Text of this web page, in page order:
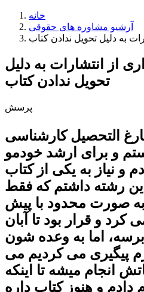
خانه
آرشیو مشاوره های حقوقی
به دلیل تحویل ندادن کتاب
از انتشارات به دلیل
تحویل ندادن کتاب
پرسش
التحصیل کارشناسی
و برای ارشد خودمو
و نیاز به یکی از کتاب
رشته داشتم که فقط
به صورت محدود با پیش
و قرار بود تا آبان
اما به وعده شون
پیگیری می کردیم می
انجام میشه تا اینکه
دادم و هنوز کتاب داره